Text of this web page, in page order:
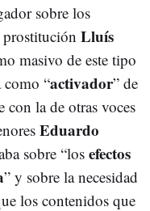
sobre los
Lluís
masivo de este tipo
“activador” de
con la de otras voces
Eduardo
sobre “los efectos
” y sobre la necesidad
los contenidos que